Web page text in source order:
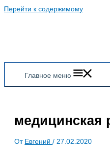
Перейти к содержимому
Главное меню
медицинская
От Евгений/27.02.2020